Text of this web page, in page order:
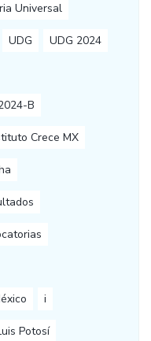
Universal
UDG UDG 2024
B
Crece MX
i
Potosí